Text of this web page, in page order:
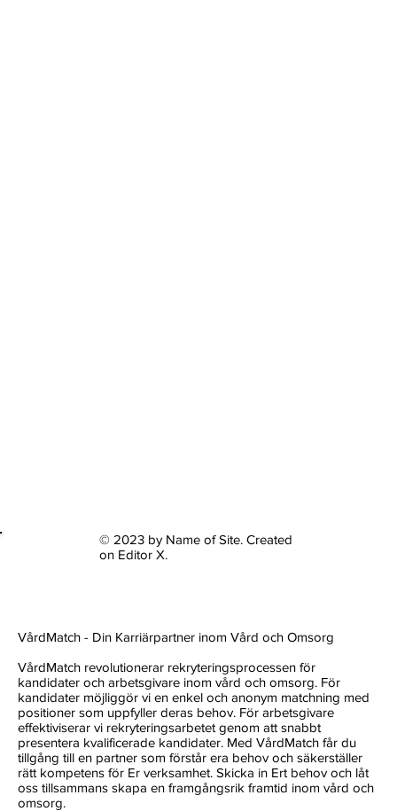
© 2023 by Name of Site. Created
on Editor X.
VårdMatch - Din Karriärpartner inom Vård och Omsorg
VårdMatch revolutionerar rekryteringsprocessen för
kandidater och arbetsgivare inom vård och omsorg. För
kandidater möjliggör vi en enkel och anonym matchning med
positioner som uppfyller deras behov. För arbetsgivare
effektiviserar vi rekryteringsarbetet genom att snabbt
presentera kvalificerade kandidater. Med VårdMatch får du
tillgång till en partner som förstår era behov och säkerställer
rätt kompetens för Er verksamhet. Skicka in Ert behov och låt
oss tillsammans skapa en framgångsrik framtid inom vård och
omsorg.